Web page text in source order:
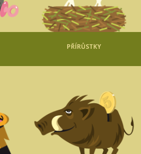
PŘÍRŮSTKY